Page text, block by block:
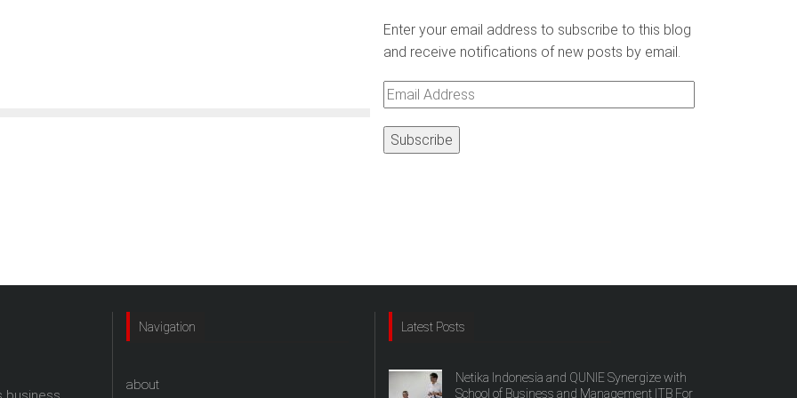
Enter your email address to subscribe to this blog
and receive notifications of new posts by email.
Email
Address
Navigation
about
Latest Posts
Netika Indonesia and QUNIE Synergize with
School of Business and Management ITB For